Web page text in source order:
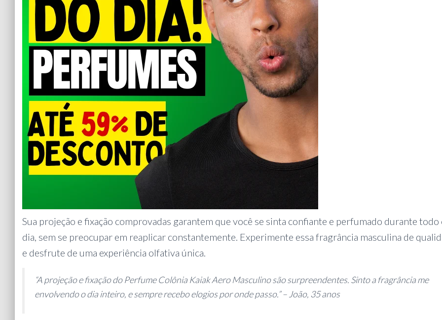
Sua projeção e fixação comprovadas garantem que você se sinta confiante e perfumado durante todo
dia, sem se preocupar em reaplicar constantemente. Experimente essa fragrância masculina de
e desfrute de uma experiência olfativa única.
“A projeção e fixação do Perfume Colônia Kaiak Aero Masculino são surpreendentes. Sinto a fragrância me
envolvendo o dia inteiro, e sempre recebo elogios por onde passo.” – João, 35 anos